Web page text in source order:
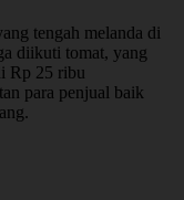
tengah melanda di
diikuti tomat, yang
Rp 25 ribu
para penjual baik